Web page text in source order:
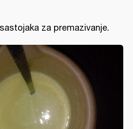
za premazivanje.